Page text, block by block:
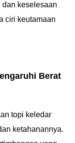
dan keselesaan
ciri keutamaan
Berat
topi keledar
ketahanannya.